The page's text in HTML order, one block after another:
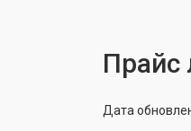
Прайс
Дата